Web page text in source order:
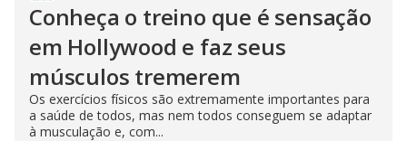
Conheça o treino que é sensação
em Hollywood e faz seus
músculos tremerem
Os exercícios físicos são extremamente importantes para
a saúde de todos, mas nem todos conseguem se adaptar
à musculação e, com...